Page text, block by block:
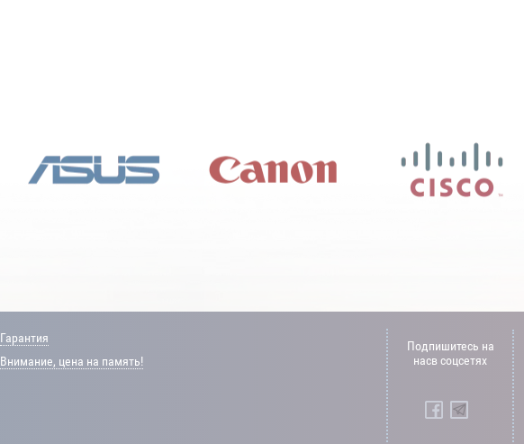
Гарантия
Внимание, цена на память!
Подпишитесь на
насв соцсетях